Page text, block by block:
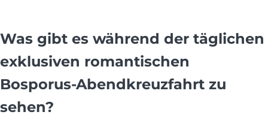
Was gibt es während der täglichen
exklusiven romantischen
Bosporus-Abendkreuzfahrt zu
sehen?